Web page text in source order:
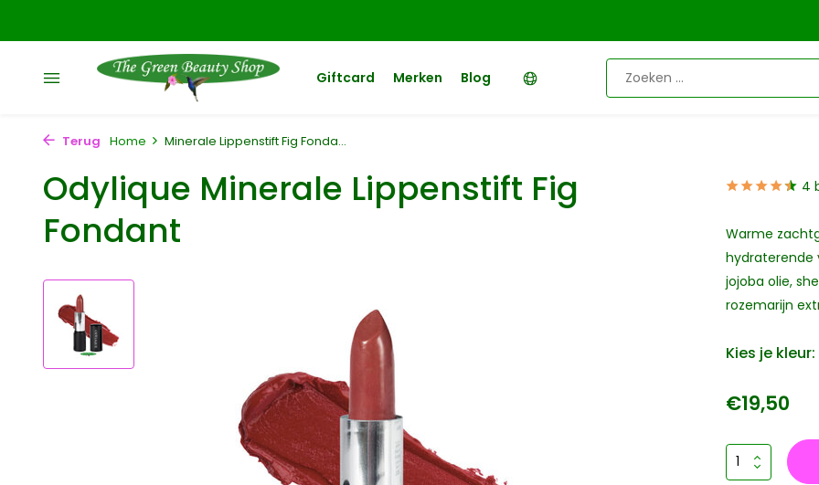
Giftcard Merken Blog
Terug Home Minerale Lippenstift Fig Fonda...
Odylique Minerale Lippenstift Fig
Fondant
4
Warme
hydraterende
jojoba olie,
rozemarijn
Kies je kleur:
€19,50